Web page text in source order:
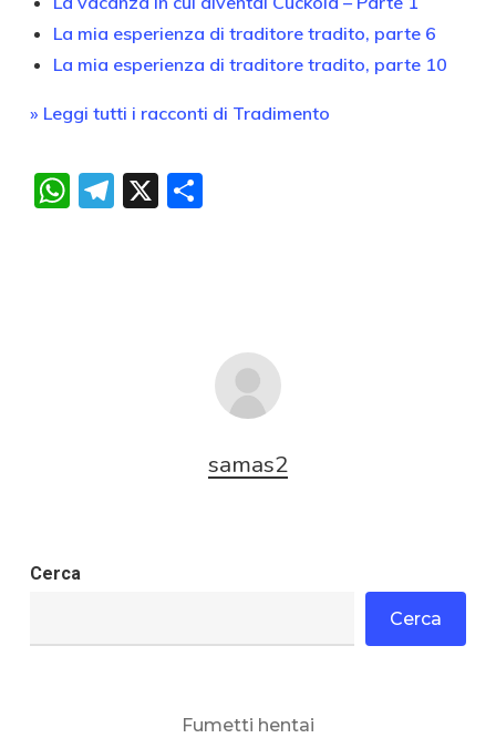
La mia esperienza di traditore tradito, parte 6
La mia esperienza di traditore tradito, parte 10
» Leggi tutti i racconti di Tradimento
WhatsApp
Telegram
X Condividi
samas2
Cerca
Cerca
Fumetti hentai